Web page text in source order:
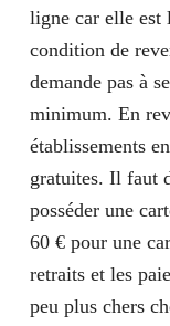
ligne car elle est
condition de
demande pas à
minimum. En
établissements
gratuites. Il faut
posséder une
60 € pour une
retraits et les
peu plus chers